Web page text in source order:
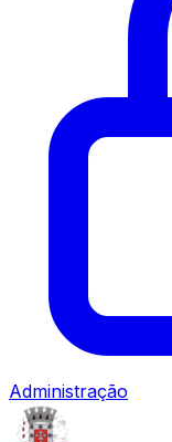
Administração